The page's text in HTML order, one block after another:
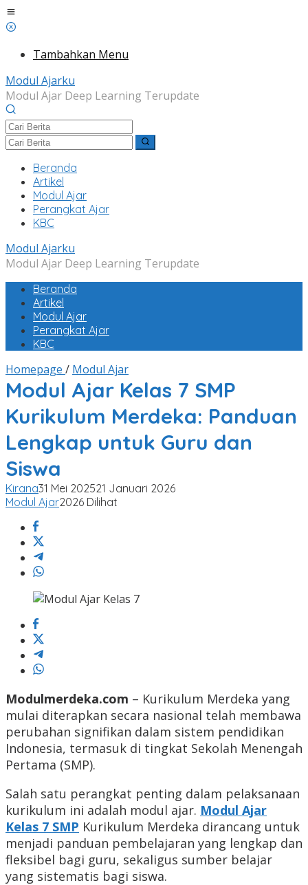
Lewati
ke
Tambahkan Menu
Modul Ajarku
Modul Ajar Deep Learning Terupdate
Beranda
Artikel
Modul Ajar
Perangkat Ajar
KBC
Modul Ajarku
Modul Ajar Deep Learning Terupdate
Beranda
Artikel
Modul Ajar
Perangkat Ajar
KBC
Homepage / Modul AjarModul
Ajar
Kelas
7
Kurikulum
Lengkap
Modul Ajar Kelas 7 SMP
Kurikulum Merdeka: Panduan
Lengkap untuk Guru dan
Siswa
Kirana31 Mei 202521 Januari 2026
Modul Ajar2026 Dilihat
Modulmerdeka.com – Kurikulum Merdeka yang
mulai diterapkan secara nasional telah membawa
perubahan signifikan dalam sistem pendidikan
Indonesia, termasuk di tingkat Sekolah Menengah
Pertama (SMP).
Salah satu perangkat penting dalam pelaksanaan
kurikulum ini adalah modul ajar. Modul Ajar
Kelas 7 SMP Kurikulum Merdeka dirancang untuk
menjadi panduan pembelajaran yang lengkap dan
fleksibel bagi guru, sekaligus sumber belajar
yang sistematis bagi siswa.